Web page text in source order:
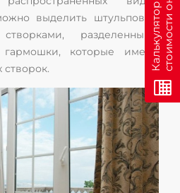
выделить штульповые
разделенными
которые имеютК
а
л
ь
к
у
л
я
т
о
р
с
т
о
и
м
о
с
т
и
о
н
л
а
й